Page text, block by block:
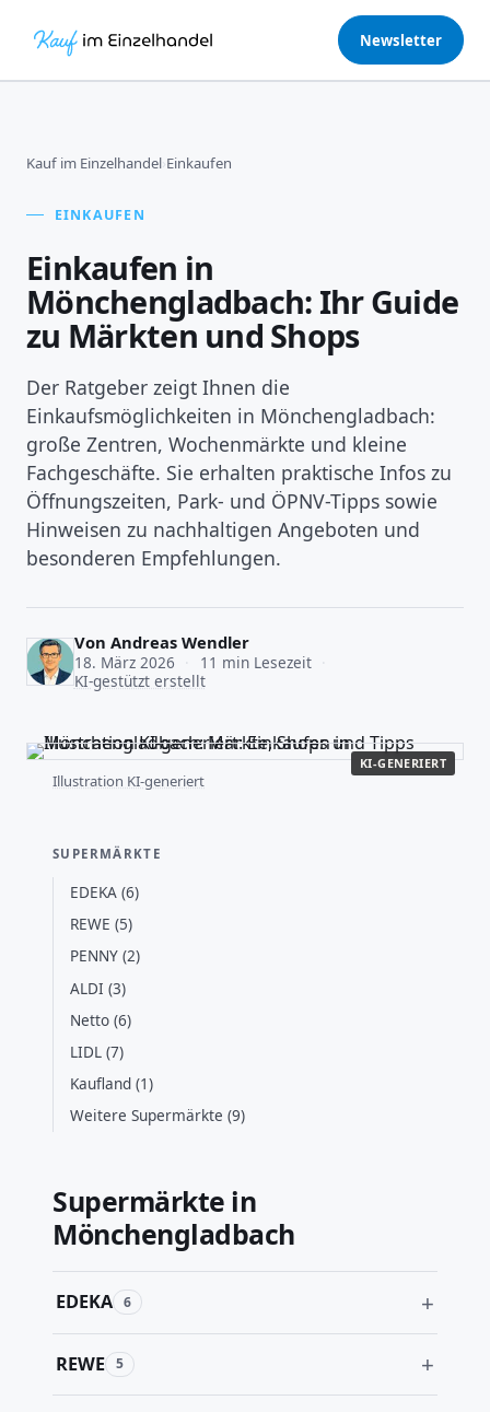
Newsletter
Kauf im Einzelhandel›Einkaufen
EINKAUFEN
Einkaufen in
Mönchengladbach: Ihr Guide
zu Märkten und Shops
Der Ratgeber zeigt Ihnen die
Einkaufsmöglichkeiten in Mönchengladbach:
große Zentren, Wochenmärkte und kleine
Fachgeschäfte. Sie erhalten praktische Infos zu
Öffnungszeiten, Park- und ÖPNV-Tipps sowie
Hinweisen zu nachhaltigen Angeboten und
besonderen Empfehlungen.
Von Andreas Wendler
18. März 2026 11 min Lesezeit
KI-gestützt erstellt
KI-GENERIERT
Illustration KI-generiert
SUPERMÄRKTE
EDEKA (6)
REWE (5)
PENNY (2)
ALDI (3)
Netto (6)
LIDL (7)
Kaufland (1)
Weitere Supermärkte (9)
Supermärkte in
Mönchengladbach
EDEKA 6
REWE 5